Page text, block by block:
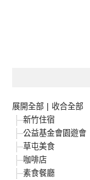
展開全部 | 收合全部
新竹住宿
公益基金會園遊會
草屯美食
咖啡店
素食餐廳